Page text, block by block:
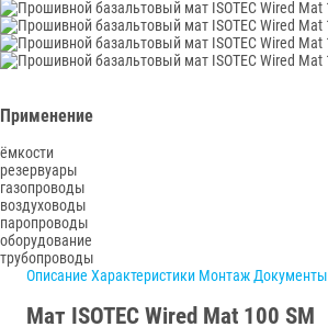
Применение
ёмкости
резервуары
газопроводы
воздуховоды
паропроводы
оборудование
трубопроводы
Описание Характеристики Монтаж Документы
Мат ISOTEC Wired Mat 100 SM